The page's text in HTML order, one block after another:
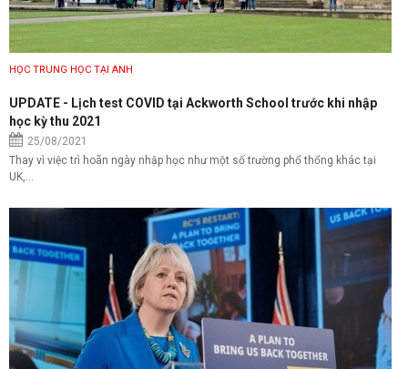
HỌC TRUNG HỌC TẠI ANH
UPDATE - Lịch test COVID tại Ackworth School trước khi nhập
học kỳ thu 2021
25/08/2021
Thay vì việc trì hoãn ngày nhập học như một số trường phổ thổng khác tại
UK,...